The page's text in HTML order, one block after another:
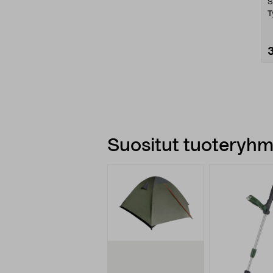
Suositut